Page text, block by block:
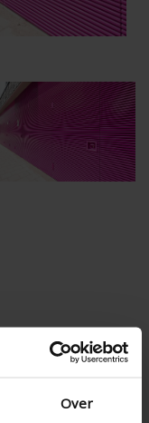
Over
calculation